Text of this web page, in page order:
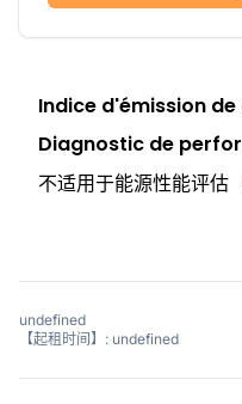
Indice d'émission
Diagnostic de
不适用于能源性能评估
undefined
【起租时间】: undefined